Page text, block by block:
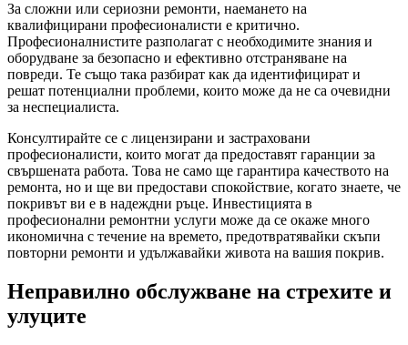
За сложни или сериозни ремонти, наемането на
квалифицирани професионалисти е критично.
Професионалнистите разполагат с необходимите знания и
оборудване за безопасно и ефективно отстраняване на
повреди. Те също така разбират как да идентифицират и
решат потенциални проблеми, които може да не са очевидни
за неспециалиста.
Консултирайте се с лицензирани и застраховани
професионалисти, които могат да предоставят гаранции за
свършената работа. Това не само ще гарантира качеството на
ремонта, но и ще ви предостави спокойствие, когато знаете, че
покривът ви е в надеждни ръце. Инвестицията в
професионални ремонтни услуги може да се окаже много
икономична с течение на времето, предотвратявайки скъпи
повторни ремонти и удължавайки живота на вашия покрив.
Неправилно обслужване на стрехите и
улуците